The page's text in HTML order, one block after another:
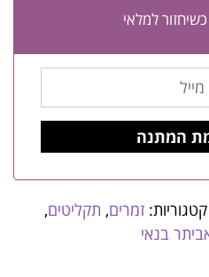
כשיחזור למלאי
קטגוריות: זמרים, תקליטים,
בנאי